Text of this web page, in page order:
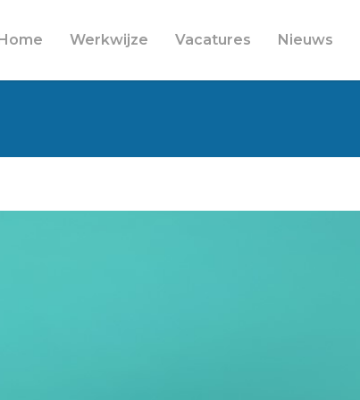
Werkwijze Vacatures Nieuws